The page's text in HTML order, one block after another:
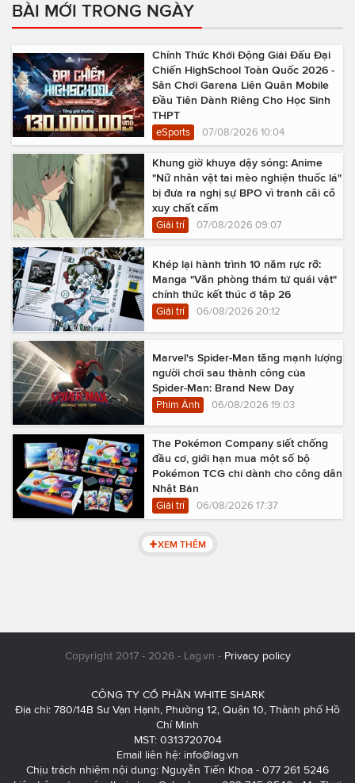
BÀI MỚI TRONG NGÀY
Chính Thức Khởi Động Giải Đấu Đại
Chiến HighSchool Toàn Quốc 2026 -
Sân Chơi Garena Liên Quân Mobile
Đầu Tiên Dành Riêng Cho Học Sinh
THPT
eSports 07/08/2026 10:04
Khung giờ khuya dậy sóng: Anime
"Nữ nhân vật tai mèo nghiện thuốc lá"
bị đưa ra nghị sự BPO vì tranh cãi cổ
xuy chất cấm
Giải trí 07/08/2026 09:07
Khép lại hành trình 10 năm rực rỡ:
Manga "Văn phòng thám tử quái vật"
chính thức kết thúc ở tập 26
Giải trí 06/08/2026 20:12
Marvel's Spider-Man tăng mạnh lượng
người chơi sau thành công của
Spider-Man: Brand New Day
Phim Ảnh 06/08/2026 19:03
The Pokémon Company siết chống
đầu cơ, giới hạn mua một số bộ
Pokémon TCG chỉ dành cho công dân
Nhật Bản
Giải trí 06/08/2026 17:37
XEM THÊM
Copyright 2017 - 2026 - Lag.vn - Privacy policy
CÔNG TY CỔ PHẦN WHITE SHARK
Địa chỉ: 780/14B Sư Vạn Hạnh, Phường 12, Quận 10, Thành phố Hồ
Chí Minh
MST: 0313720704
Email liên hệ: info@lag.vn
Chịu trách nhiệm nội dung: Nguyễn Tiến Khoa - 077 261 5246